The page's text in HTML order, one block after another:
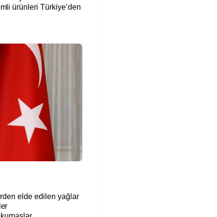
ürünleri Türkiye’den
elde edilen yağlar